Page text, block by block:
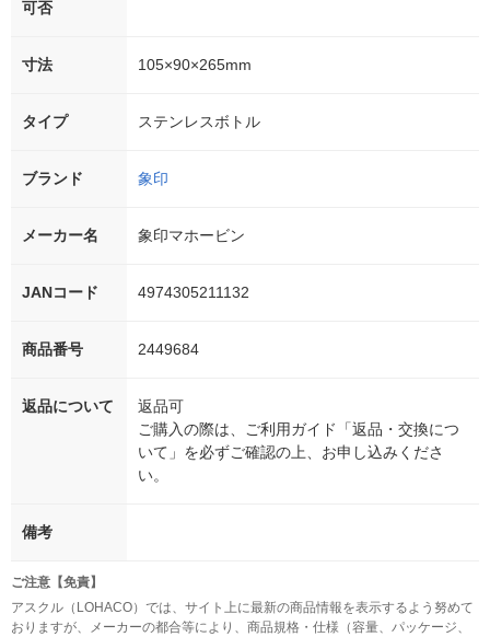
可否
寸法 105×90×265mm
タイプ ステンレスボトル
ブランド 象印
メーカー名 象印マホービン
JANコード 4974305211132
商品番号 2449684
返品について
返品可
ご購入の際は、ご利用ガイド「返品・交換につ
いて」を必ずご確認の上、お申し込みくださ
い。
備考
ご注意【免責】
アスクル（LOHACO）では、サイト上に最新の商品情報を表示するよう努めて
おりますが、メーカーの都合等により、商品規格・仕様（容量、パッケージ、